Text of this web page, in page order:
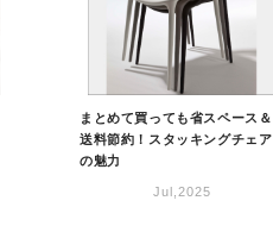
まとめて買っても省スペース＆
送料節約！スタッキングチェア
の魅力
Jul,2025